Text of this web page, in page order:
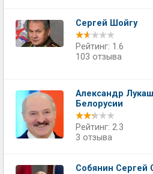
Сергей Шойгу
Рейтинг: 1.6
103 отзыва
Александр
Белорусии
Рейтинг: 2.3
3 отзыва
Собянин Сергей